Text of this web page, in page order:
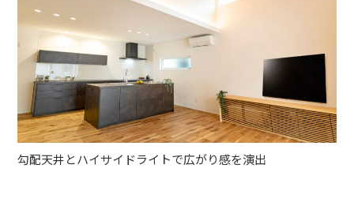
勾配天井とハイサイドライトで広がり感を演出